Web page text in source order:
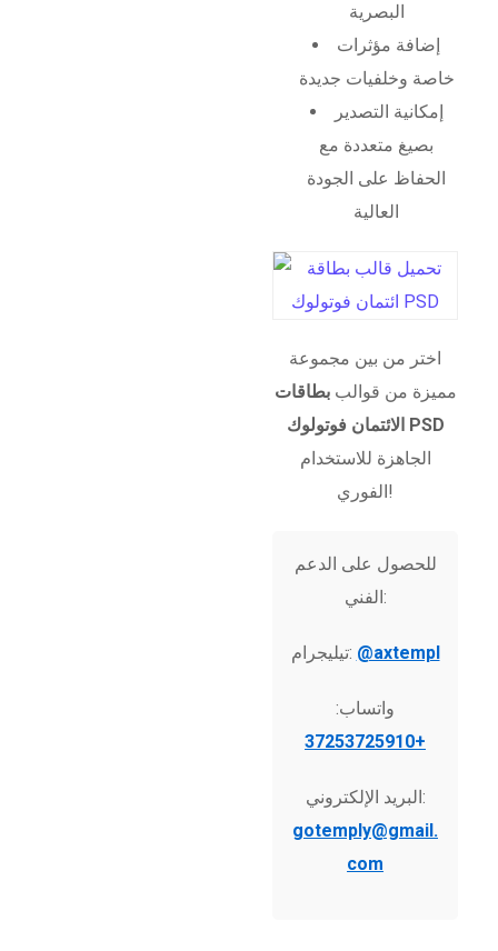
البصرية
إضافة مؤثرات
خاصة وخلفيات جديدة
إمكانية التصدير
بصيغ متعددة مع
الحفاظ على الجودة
العالية
اختر من بين مجموعة
مميزة من قوالببطاقات
الائتمان فوتولوك PSD
الجاهزة للاستخدام
الفوري!
للحصول على الدعم
الفني:
تيليجرام: @axtempl
واتساب:
+37253725910
البريد الإلكتروني:
gotemply@gmail.
com